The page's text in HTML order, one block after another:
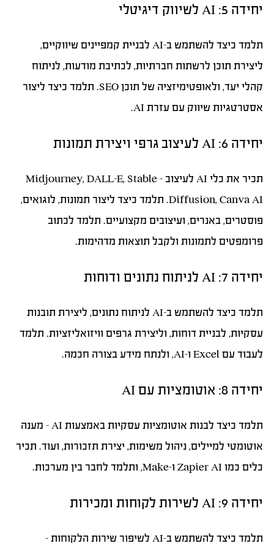
יחידה 5: AI לשיווק דיגיטלי
תלמד כיצד להשתמש ב-AI לבניית קמפיינים שיווקיים,
ליצירת תוכן לרשתות חברתיות, לכתיבת מודעות, לניתוח
קהלי יעד, ולאופטימיזציה של תוכן SEO. תלמד כיצד ליצור
אסטרטגיות שיווק עם עזרת AI.
יחידה 6: AI לעיצוב גרפי ויצירת תמונות
תכיר את כלי AI לעיצוב – Midjourney, DALL-E, Stable
Diffusion, Canva AI. תלמד כיצד ליצור תמונות, לוגואים,
פוסטרים, באנרים, ועיצובים מקצועיים. תלמד לכתוב
פרומפטים לתמונות ולקבל תוצאות מדהימות.
יחידה 7: AI לניתוח נתונים ודוחות
תלמד כיצד להשתמש ב-AI לניתוח נתונים, ליצירת תובנות
עסקיות, לבניית דוחות, וליצירת גרפים וויזואליזציות. תלמד
לעבוד עם Excel ו-AI, ולנתח מידע בצורה חכמה.
יחידה 8: אוטומציות עם AI
תלמד כיצד לבנות אוטומציות עסקיות באמצעות AI – מענה
אוטומטי למיילים, ניהול משימות, יצירת תזכורות, ועוד. תכיר
כלים כמו Zapier AI ו-Make, ותלמד לחבר בין מערכות.
יחידה 9: AI לשירות לקוחות ומכירות
תלמד כיצד להשתמש ב-AI לשיפור שירות הלקוחות –